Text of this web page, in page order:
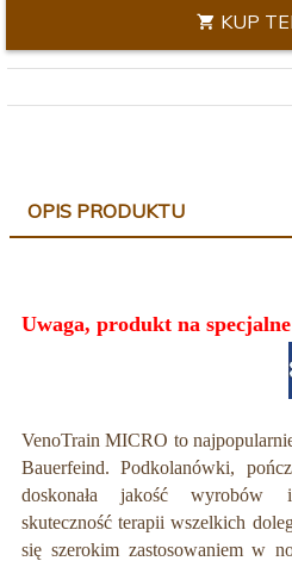
KUP
OPIS PRODUKTU
Uwaga, produkt na
VenoTrain MICRO to
Bauerfeind. Podkolanówki,
doskonała jakość wyrobów
skuteczność terapii wszelkich
się szerokim zastosowaniem w